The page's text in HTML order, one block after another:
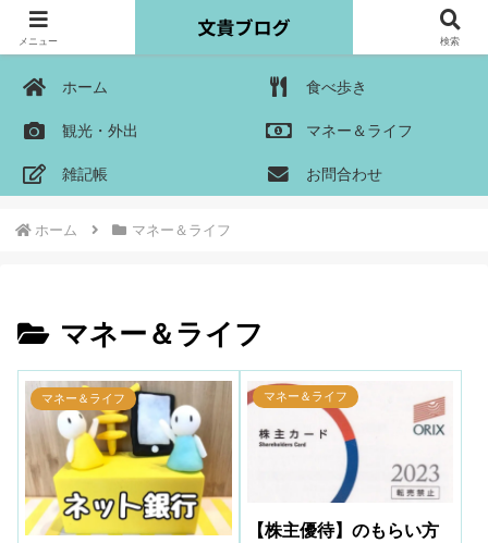
ホーム 食べ歩き
観光・外出 マネー＆ライフ
雑記帳 お問合わせ
ホーム マネー＆ライフ
マネー＆ライフ
マネー＆ライフ マネー＆ライフ
【株主優待】のもらい方
メニュー 検索